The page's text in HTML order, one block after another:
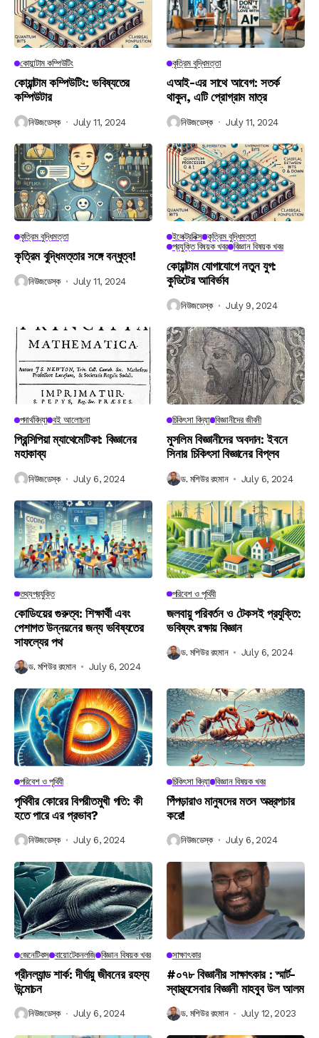
কোয়ান্টাম কম্পিউটিং
কোয়ান্টাম কম্পিউটিং: ভবিষ্যতের
কম্পিউটার
নিউজডেস্ক July 11, 2024
কৃত্রিম বুদ্ধিমত্তা
এআই-এর সাথে আবেগ: সতর্ক
থাকুন, এটি প্রোগ্রাম মাত্র
নিউজডেস্ক July 11, 2024
কৃত্রিম বুদ্ধিমত্তা
কৃত্রিম বুদ্ধিমত্তার সঙ্গে বন্ধুত্ব!
নিউজডেস্ক July 11, 2024
ইলেক্ট্রনিক্স কৃত্রিম বুদ্ধিমত্তা
প্রযুক্তি বিষয়ক খবর বিজ্ঞান বিষয়ক খবর
কোয়ান্টাম যোগাযোগে নতুন যুগ:
কুডিটের আবির্ভাব
নিউজডেস্ক July 9, 2024
পদার্থবিদ্যা বই আলোচনা
প্রিন্সিপিয়া ম্যাথেমেটিকা: বিজ্ঞানের
মহাকাব্য
নিউজডেস্ক July 6, 2024
চিকিৎসা বিদ্যা বিজ্ঞানীদের জীবনী
মুসলিম বিজ্ঞানীদের অবদান: ইবনে
সিনার চিকিৎসা বিজ্ঞানের বিপ্লব
ড. মশিউর রহমান July 6, 2024
তথ্যপ্রযুক্তি
কোডিংয়ের গুরুত্ব: শিক্ষার্থী এবং
পেশাগত উন্নয়নের জন্য ভবিষ্যতের
সাফল্যের পথ
ড. মশিউর রহমান July 6, 2024
পরিবেশ ও পৃথিবী
জলবায়ু পরিবর্তন ও টেকসই প্রযুক্তি:
ভবিষ্যৎ রক্ষায় বিজ্ঞান
ড. মশিউর রহমান July 6, 2024
পরিবেশ ও পৃথিবী
পৃথিবীর কোরের বিপরীতমুখী গতি: কী
হতে পারে এর প্রভাব?
নিউজডেস্ক July 6, 2024
চিকিৎসা বিদ্যা বিজ্ঞান বিষয়ক খবর
পিঁপড়ারাও মানুষদের মতন অস্ত্রপচার
করে!
নিউজডেস্ক July 6, 2024
জেনেটিকস বায়োটেকনলজি বিজ্ঞান বিষয়ক খবর
গ্রীনল্যান্ড শার্ক: দীর্ঘায়ু জীবনের রহস্য
উন্মোচন
নিউজডেস্ক July 6, 2024
সাক্ষাৎকার
#০৭৮ বিজ্ঞানীর সাক্ষাৎকার : স্মার্ট-
স্বাস্থ্যসেবার বিজ্ঞানী মাহবুব উল আলম
ড. মশিউর রহমান July 12, 2023